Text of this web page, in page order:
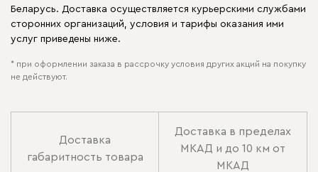
Беларусь. Доставка осуществляется курьерскими службами
сторонних организаций, условия и тарифы оказания ими
услуг приведены ниже.
* при оформлении заказа в рассрочку условия других акций на покупку
не действуют.
Доставка
габаритность товара
Доставка в пределах
МКАД и до 10 км от
МКАД